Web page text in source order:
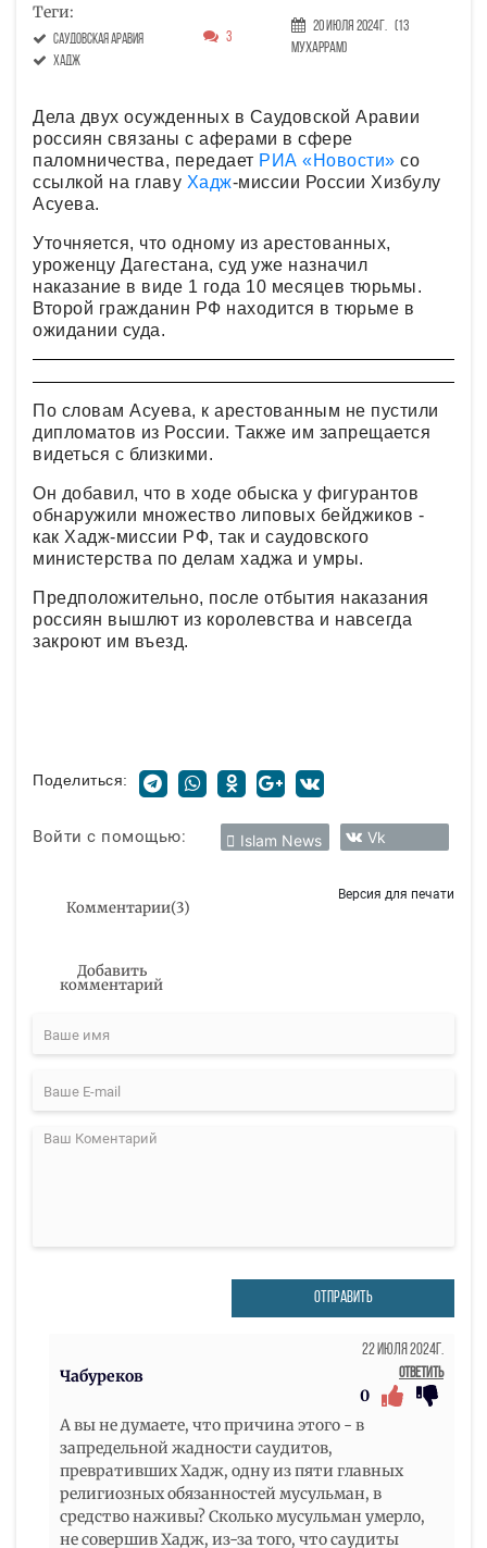
Теги:
саудовская аравия
хадж
3
20 Июля 2024г.
(13
Мухаррам)
Дела двух осужденных в Саудовской Аравии
россиян связаны с аферами в сфере
паломничества, передает РИА «Новости» со
ссылкой на главу Хадж-миссии России Хизбулу
Асуева.
Уточняется, что одному из арестованных,
уроженцу Дагестана, суд уже назначил
наказание в виде 1 года 10 месяцев тюрьмы.
Второй гражданин РФ находится в тюрьме в
ожидании суда.
По словам Асуева, к арестованным не пустили
дипломатов из России. Также им запрещается
видеться с близкими.
Он добавил, что в ходе обыска у фигурантов
обнаружили множество липовых бейджиков -
как Хадж-миссии РФ, так и саудовского
министерства по делам хаджа и умры.
Предположительно, после отбытия наказания
россиян вышлют из королевства и навсегда
закроют им въезд.
Поделиться:
Войти с помощью: Islam News Vk
Комментарии(3)
Версия для печати
Добавить
комментарий
ОТПРАВИТЬ
Чабуреков
22 Июля 2024г.
Ответить
0
А вы не думаете, что причина этого - в
запредельной жадности саудитов,
превративших Хадж, одну из пяти главных
религиозных обязанностей мусульман, в
средство наживы? Сколько мусульман умерло,
не совершив Хадж, из-за того, что саудиты